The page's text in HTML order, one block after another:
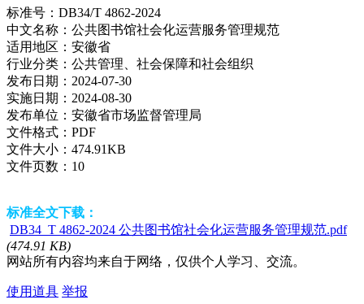
标准号： DB34/T 4862-2024
中文名称： 公共图书馆社会化运营服务管理规范
适用地区： 安徽省
行业分类： 公共管理、社会保障和社会组织
发布日期： 2024-07-30
实施日期： 2024-08-30
发布单位： 安徽省市场监督管理局
文件格式： PDF
文件大小： 474.91KB
文件页数： 10
标准全文下载：
DB34_T 4862-2024 公共图书馆社会化运营服务管理规范.pdf
(474.91 KB)
网站所有内容均来自于网络，仅供个人学习、交流。
使用道具 举报